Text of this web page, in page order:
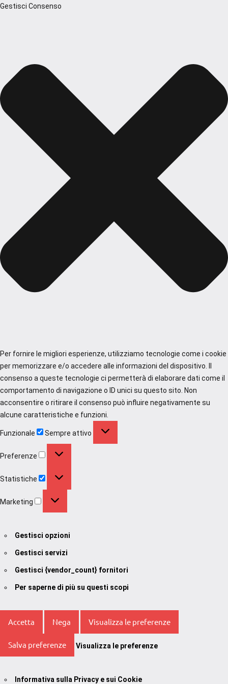
Gestisci Consenso
Per fornire le migliori esperienze, utilizziamo tecnologie come i cookie
per memorizzare e/o accedere alle informazioni del dispositivo. Il
consenso a queste tecnologie ci permetterà di elaborare dati come il
comportamento di navigazione o ID unici su questo sito. Non
acconsentire o ritirare il consenso può influire negativamente su
alcune caratteristiche e funzioni.
Funzionale Sempre attivo
Preferenze
Statistiche
Marketing
Gestisci opzioni
Gestisci servizi
Gestisci {vendor_count} fornitori
Per saperne di più su questi scopi
Accetta Nega Visualizza le preferenze
Salva preferenze Visualizza le preferenze
Informativa sulla Privacy e sui Cookie